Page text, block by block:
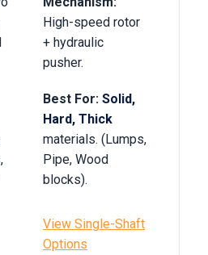
High-speed rotor
+ hydraulic
pusher.
Best For: Solid,
Hard, Thick
materials. (Lumps,
Pipe, Wood
blocks).
View Single-Shaft
Options